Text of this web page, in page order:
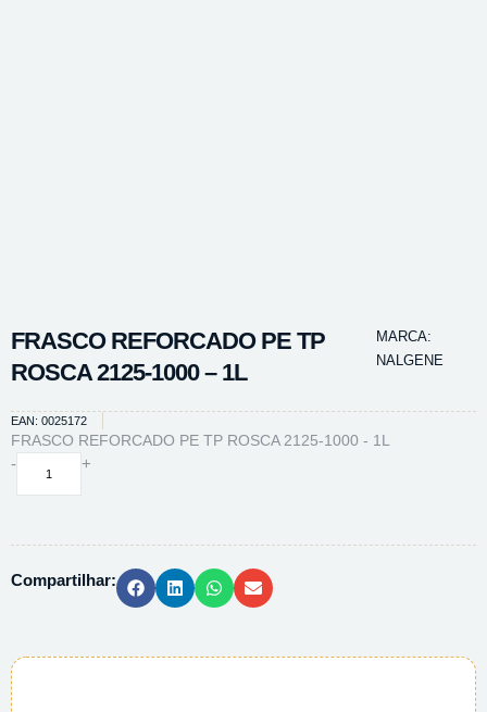
FRASCO REFORCADO PE TP
ROSCA 2125-1000 – 1L
MARCA:
NALGENE
EAN: 0025172
FRASCO REFORCADO PE TP ROSCA 2125-1000 - 1L
-
FRASCO
2125-
1L
quantidade
+
Compartilhar: